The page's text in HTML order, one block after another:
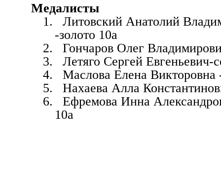
Медалисты
1.
Литовский Анатолий
-золото 10а
2.
Гончаров Олег
3.
Летяго Сергей Евгеньевич-
4.
Маслова Елена Викторовна
5.
Нахаева Алла
6.
Ефремова Инна
10а